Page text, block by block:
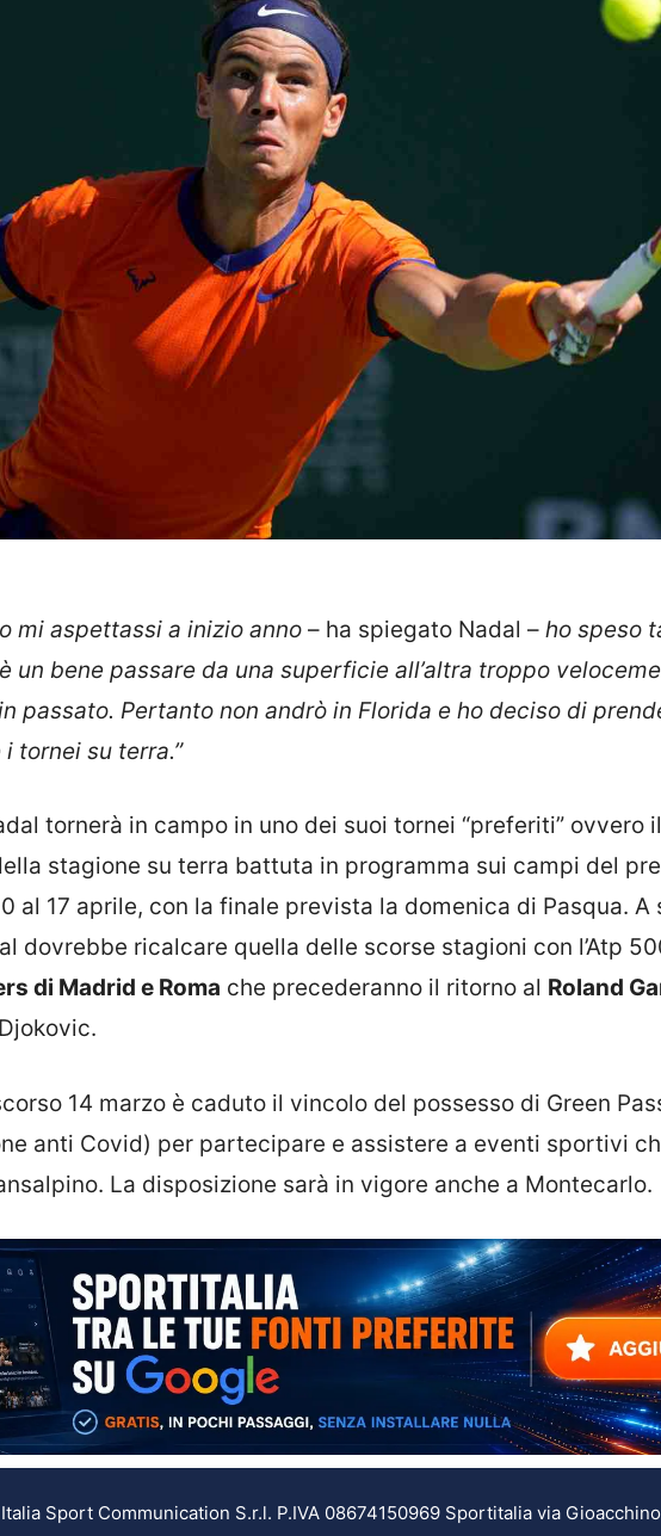
mi aspettassi a inizio anno – ha spiegato Nadal – ho speso
un bene passare da una superficie all’altra troppo
passato. Pertanto non andrò in Florida e ho deciso di
tornei su terra.”
tornerà in campo in uno dei suoi tornei “preferiti” ovvero il
stagione su terra battuta in programma sui campi del
al 17 aprile, con la finale prevista la domenica di Pasqua. A
dovrebbe ricalcare quella delle scorse stagioni con l’Atp
di Madrid e Roma che precederanno il ritorno al Roland
14 marzo è caduto il vincolo del possesso di Green
anti Covid) per partecipare e assistere a eventi sportivi
La disposizione sarà in vigore anche a Montecarlo.
Italia Sport Communication S.r.l. P.IVA 08674150969 Sportitalia via